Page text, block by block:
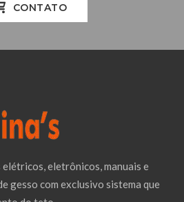
CONTATO
eletrônicos, manuais e
gesso com exclusivo sistema que